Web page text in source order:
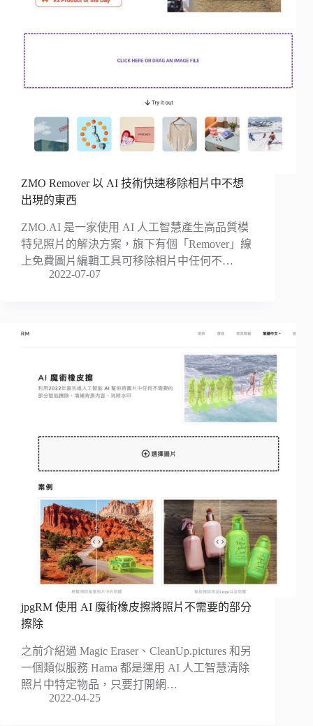
ZMO Remover 以 AI 技術快速移除相片中不想
出現的東西
ZMO.AI 是一家使用 AI 人工智慧產生高品質模
特兒照片的解決方案，旗下有個「Remover」線
上免費圖片編輯工具可移除相片中任何不…
2022-07-07
jpgRM 使用 AI 魔術橡皮擦將照片不需要的部分
擦除
之前介紹過 Magic Eraser、CleanUp.pictures 和另
一個類似服務 Hama 都是運用 AI 人工智慧清除
照片中特定物品，只要打開網…
2022-04-25